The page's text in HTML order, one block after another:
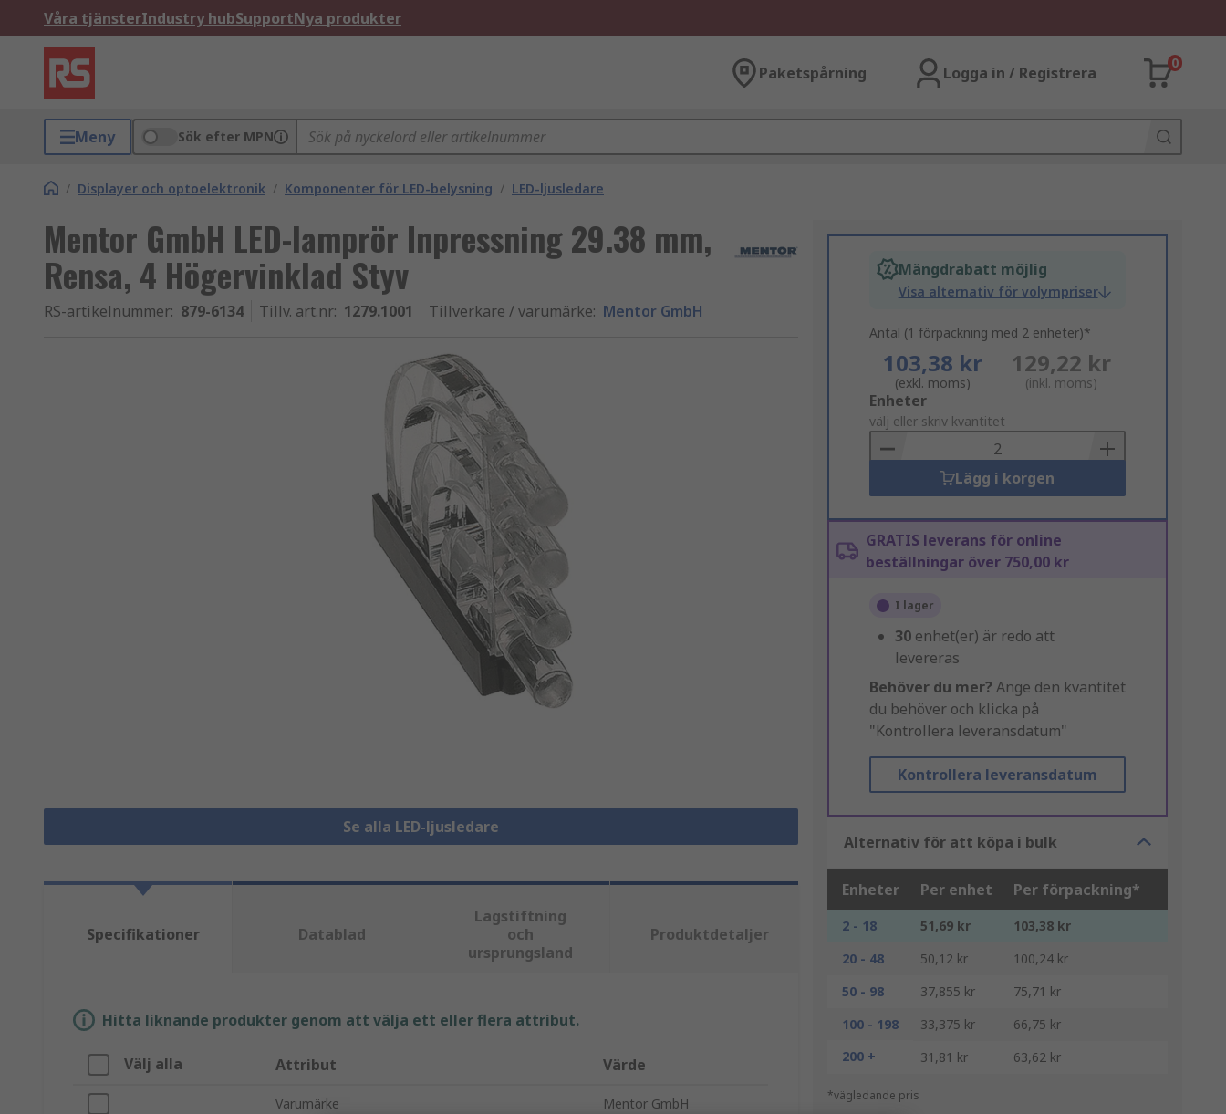
Våra tjänsterIndustry hubSupportNya produkter
Paketspårning Logga in / Registrera
0
Meny Sök efter MPN
/ Displayer och optoelektronik / Komponenter för LED-belysning / LED-ljusledare
Mentor GmbH LED-lamprör Inpressning 29.38 mm,
Rensa, 4 Högervinklad Styv
RS-artikelnummer: 879-6134 Tillv. art.nr: 1279.1001 Tillverkare / varumärke: Mentor GmbH
Se alla LED-ljusledare
Mängdrabatt möjlig
Visa alternativ för volympriser
Antal (1 förpackning med 2 enheter)*
103,38 kr
(exkl. moms)
129,22 kr
(inkl. moms)
Add
to
Basket
Enheter
välj eller skriv kvantitet
Lägg i korgen
GRATIS leverans för online
beställningar över 750,00 kr
I lager
30 enhet(er) är redo att
levereras
Behöver du mer? Ange den kvantitet
du behöver och klicka på
"Kontrollera leveransdatum"
Kontrollera leveransdatum
Alternativ för att köpa i bulk
Enheter Per enhet Per förpackning*
2 - 18 51,69 kr
103,38 kr
20 - 48
50,12 kr
100,24 kr
50 - 98
37,855 kr
75,71 kr
100 - 198
33,375 kr
66,75 kr
200 +
31,81 kr 63,62 kr
*vägledande pris
Specifikationer Datablad
Lagstiftning
och
ursprungsland
Produktdetaljer
Hitta liknande produkter genom att välja ett eller flera attribut.
Välj alla Attribut Värde
Varumärke Mentor GmbH